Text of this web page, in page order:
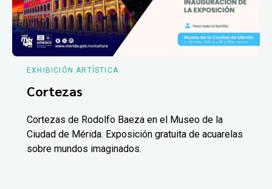
EXHIBICIÓN ARTÍSTICA
Cortezas
Cortezas de Rodolfo Baeza en el Museo de la
Ciudad de Mérida. Exposición gratuita de acuarelas
sobre mundos imaginados.